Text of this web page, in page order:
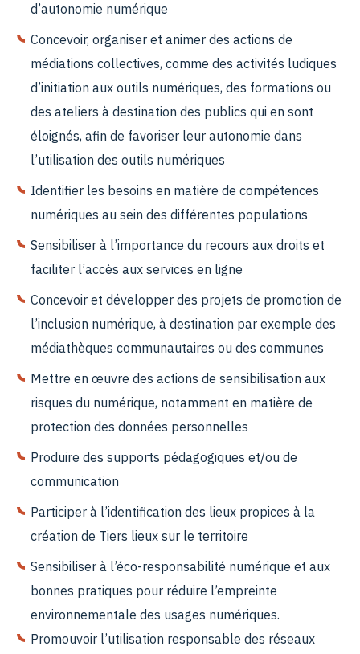
d’autonomie numérique
Concevoir, organiser et animer des actions de
médiations collectives, comme des activités ludiques
d’initiation aux outils numériques, des formations ou
des ateliers à destination des publics qui en sont
éloignés, afin de favoriser leur autonomie dans
l’utilisation des outils numériques
Identifier les besoins en matière de compétences
numériques au sein des différentes populations
Sensibiliser à l’importance du recours aux droits et
faciliter l’accès aux services en ligne
Concevoir et développer des projets de promotion de
l’inclusion numérique, à destination par exemple des
médiathèques communautaires ou des communes
Mettre en œuvre des actions de sensibilisation aux
risques du numérique, notamment en matière de
protection des données personnelles
Produire des supports pédagogiques et/ou de
communication
Participer à l’identification des lieux propices à la
création de Tiers lieux sur le territoire
Sensibiliser à l’éco-responsabilité numérique et aux
bonnes pratiques pour réduire l’empreinte
environnementale des usages numériques.
Promouvoir l’utilisation responsable des réseaux